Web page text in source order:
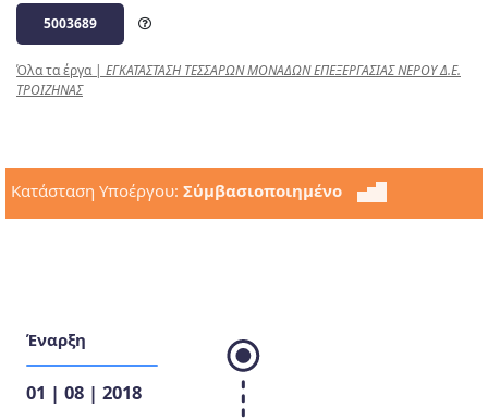
5003689
Όλα τα έργα| ΕΓΚΑΤΑΣΤΑΣΗ ΤΕΣΣΑΡΩΝ ΜΟΝΑΔΩΝ ΕΠΕΞΕΡΓΑΣΙΑΣ ΝΕΡΟΥ Δ.Ε.
ΤΡΟΙΖΗΝΑΣ
Κατάσταση Υποέργου: Σύμβασιοποιημένο
Έναρξη
01 | 08 | 2018